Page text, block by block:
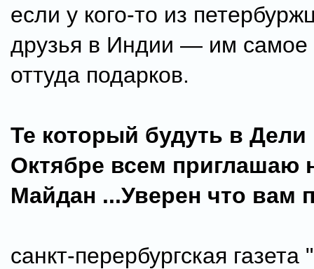
если у кого-то из
друзья в Индии — им самое
оттуда подарков.
Те который будуть в Дели
Октябре всем приглашаю
Майдан ...Уверен что вам
санкт-перербургская газета